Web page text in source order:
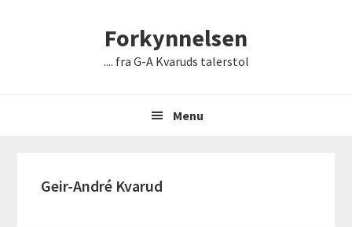
Forkynnelsen
.... fra G-A Kvaruds talerstol
Menu
Geir-André Kvarud